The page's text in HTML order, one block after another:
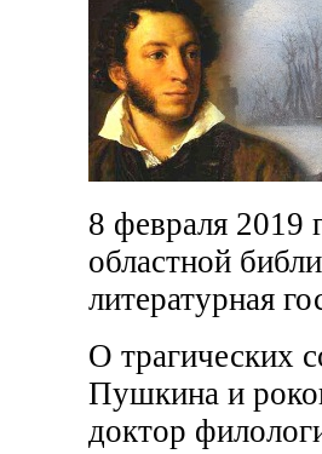
8 февраля 2019
областной
литературная
О трагических
Пушкина и
доктор